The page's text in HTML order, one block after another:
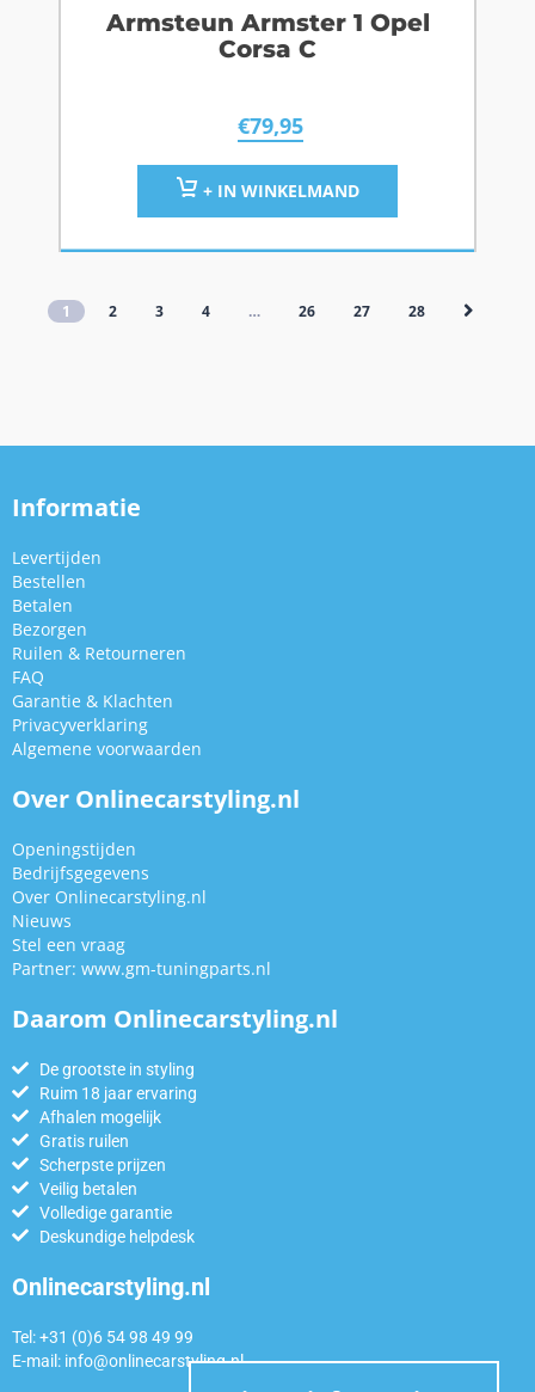
Armsteun Armster 1 Opel
Corsa C
€79,95
+ IN WINKELMAND
1 2 3 4 … 26 27 28
Informatie
Levertijden
Bestellen
Betalen
Bezorgen
Ruilen & Retourneren
FAQ
Garantie & Klachten
Privacyverklaring
Algemene voorwaarden
Over Onlinecarstyling.nl
Openingstijden
Bedrijfsgegevens
Over Onlinecarstyling.nl
Nieuws
Stel een vraag
Partner: www.gm-tuningparts.nl
Daarom Onlinecarstyling.nl
De grootste in styling
Ruim 18 jaar ervaring
Afhalen mogelijk
Gratis ruilen
Scherpste prijzen
Veilig betalen
Volledige garantie
Deskundige helpdesk
Onlinecarstyling.nl
Tel: +31 (0)6 54 98 49 99
E-mail: info@onlinecarstyling.nl